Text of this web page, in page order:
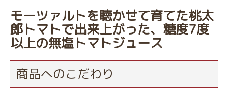
モーツァルトを聴かせて育てた桃太
郎トマトで出来上がった、糖度7度
以上の無塩トマトジュース
商品へのこだわり